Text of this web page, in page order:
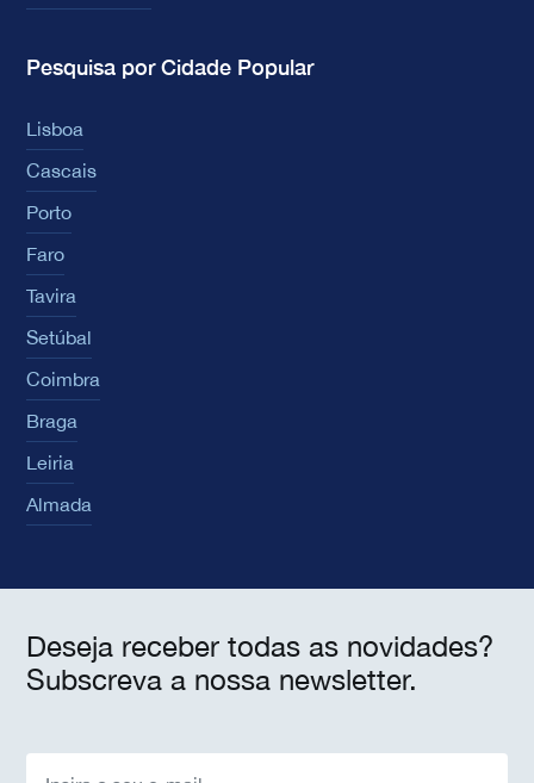
Pesquisa por Cidade Popular
Lisboa
Cascais
Porto
Faro
Tavira
Setúbal
Coimbra
Braga
Leiria
Almada
Deseja receber todas as novidades?
Subscreva a nossa newsletter.